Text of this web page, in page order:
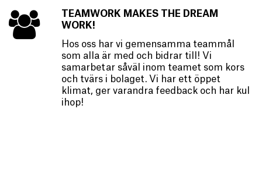
TEAMWORK MAKES THE DREAM
WORK!
Hos oss har vi gemensamma teammål
som alla är med och bidrar till! Vi
samarbetar såväl inom teamet som kors
och tvärs i bolaget. Vi har ett öppet
klimat, ger varandra feedback och har kul
ihop!